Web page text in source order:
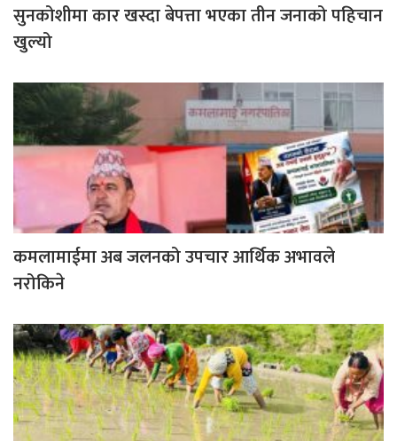
सुनकोशीमा कार खस्दा बेपत्ता भएका तीन जनाको पहिचान
खुल्यो
कमलामाईमा अब जलनको उपचार आर्थिक अभावले
नरोकिने